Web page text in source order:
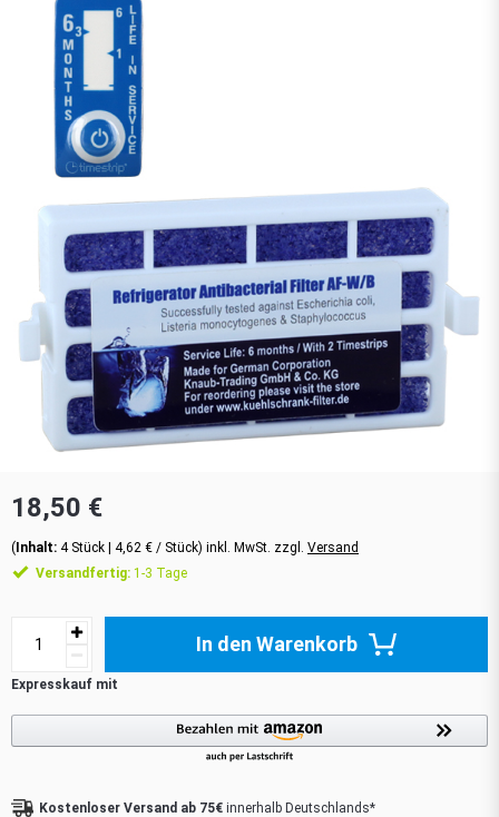
18,50 €
(Inhalt: 4 Stück | 4,62 € / Stück) inkl. MwSt. zzgl. Versand
Versandfertig: 1-3 Tage
In den Warenkorb
Kostenloser Versand ab 75€ innerhalb Deutschlands*